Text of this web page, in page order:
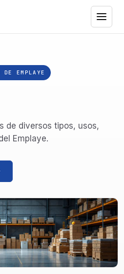
EMPLAYE
de diversos tipos, usos,
Emplaye.